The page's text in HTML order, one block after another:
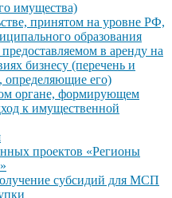
имущества)
принятом на уровне РФ,
образования
в аренду на
бизнесу (перечень и
определяющие его)
органе, формирующем
к имущественной
проектов «Регионы
субсидий для МСП